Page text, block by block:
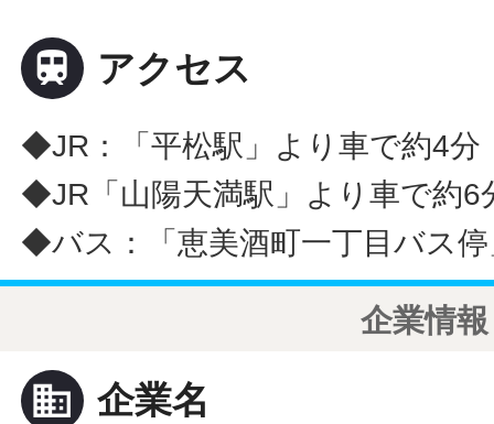
 アクセス
◆JR：「平松駅」より車で約4分
◆JR「山陽天満駅」より車で約6
◆バス：「恵美酒町一丁目バス
企業情報
business 企業名